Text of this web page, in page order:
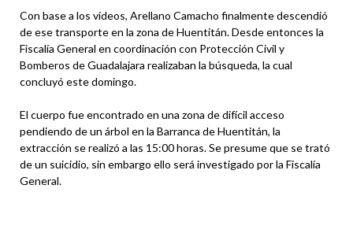
Con base a los videos, Arellano Camacho finalmente descendió
de ese transporte en la zona de Huentitán. Desde entonces la
Fiscalía General en coordinación con Protección Civil y
Bomberos de Guadalajara realizaban la búsqueda, la cual
concluyó este domingo.
El cuerpo fue encontrado en una zona de difícil acceso
pendiendo de un árbol en la Barranca de Huentitán, la
extracción se realizó a las 15:00 horas. Se presume que se trató
de un suicidio, sin embargo ello será investigado por la Fiscalía
General.